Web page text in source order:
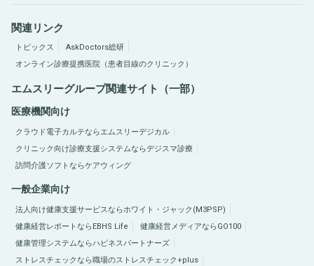
関連リンク
トピックス
AskDoctors総研
オンライン診療提携医院（患者目線のクリニック）
エムスリーグループ関連サイト（一部）
医療機関向け
クラウド電子カルテならエムスリーデジカル
クリニック向け診療支援システムならデジスマ診療
訪問介護ソフトならケアウィング
一般企業向け
法人向け健康支援サービスならホワイト・ジャック(M3PSP)
健康経営レポートならEBHS Life
健康経営メディアならGO100
健康管理システムならハピネスパートナーズ
ストレスチェックなら職場のストレスチェック+plus